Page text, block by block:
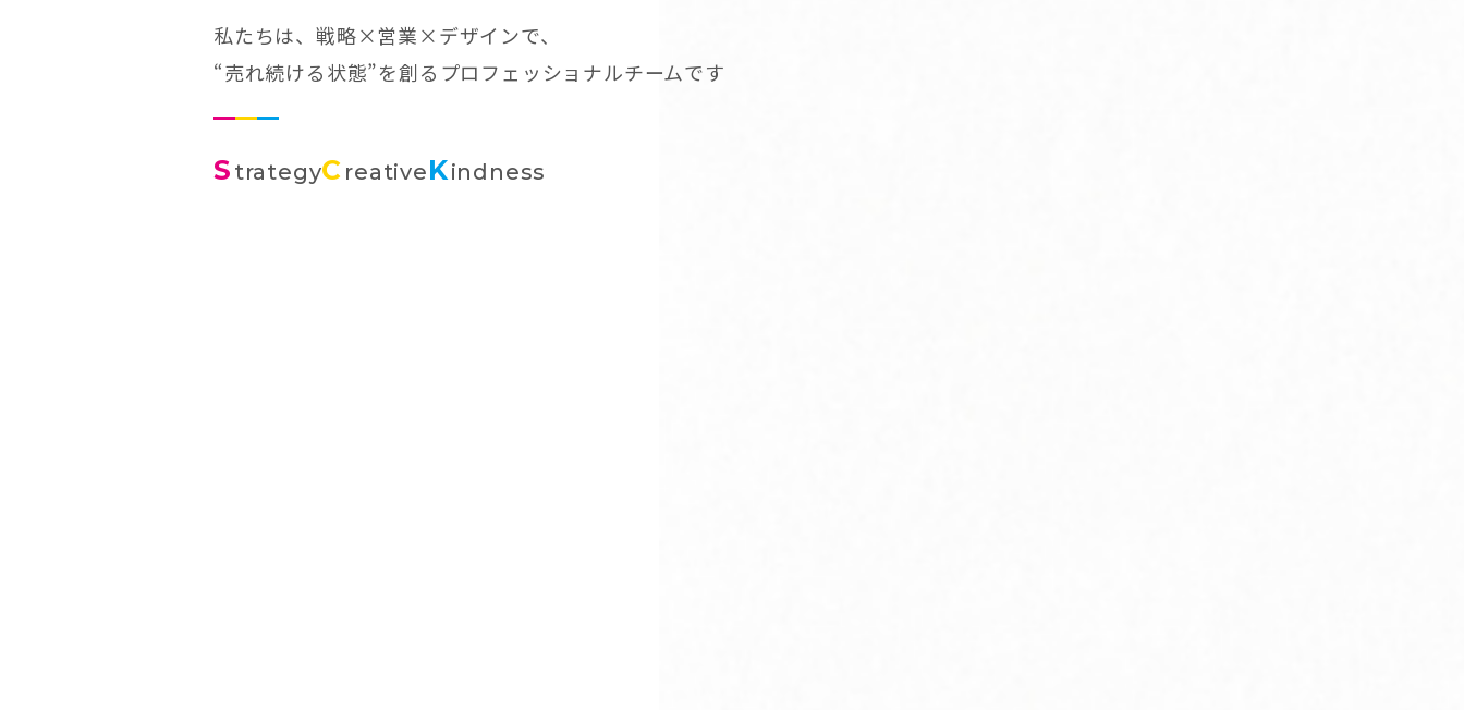
私たちは、戦略×営業×デザインで、
“売れ続ける状態”を創るプロフェッショナルチームです
S trategyC reativeKindness